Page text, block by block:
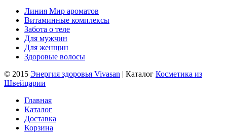
Линия Мир ароматов
Витаминные комплексы
Забота о теле
Для мужчин
Для женщин
Здоровые волосы
© 2015 Энергия здоровья Vivasan | Каталог Косметика из
Швейцарии
Главная
Каталог
Доставка
Корзина